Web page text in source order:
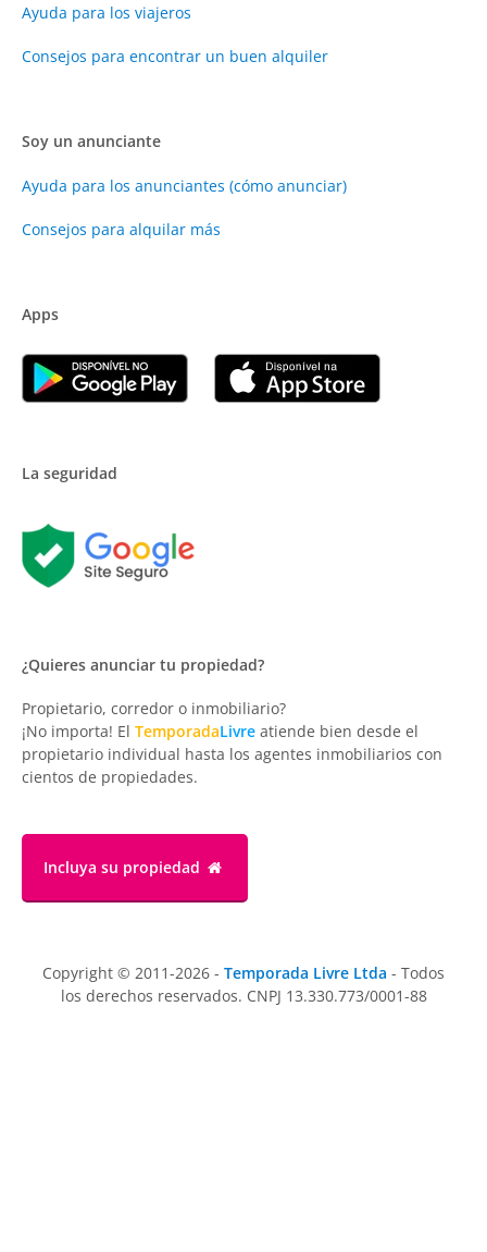
Ayuda para los viajeros
Consejos para encontrar un buen alquiler
Soy un anunciante
Ayuda para los anunciantes (cómo anunciar)
Consejos para alquilar más
Apps
La seguridad
¿Quieres anunciar tu propiedad?
Propietario, corredor o inmobiliario?
¡No importa! El TemporadaLivre atiende bien desde el
propietario individual hasta los agentes inmobiliarios con
cientos de propiedades.
Incluya su propiedad
Copyright © 2011-2026 - Temporada Livre Ltda - Todos
los derechos reservados. CNPJ 13.330.773/0001-88